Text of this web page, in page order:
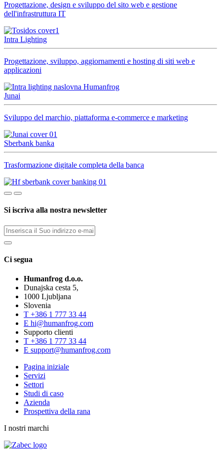
Progettazione, design e sviluppo del sito web e gestione
dell'infrastruttura IT
Intra Lighting
Progettazione, sviluppo, aggiornamenti e hosting di siti web e
applicazioni
Junai
Sviluppo del marchio, piattaforma e-commerce e marketing
Sberbank banka
Trasformazione digitale completa della banca
Si iscriva alla nostra newsletter
Ci segua
Humanfrog d.o.o.
Dunajska cesta 5,
1000 Ljubljana
Slovenia
T +386 1 777 33 44
E hi@humanfrog.com
Supporto clienti
T +386 1 777 33 44
E support@humanfrog.com
Pagina iniziale
Servizi
Settori
Studi di caso
Azienda
Prospettiva della rana
I nostri marchi